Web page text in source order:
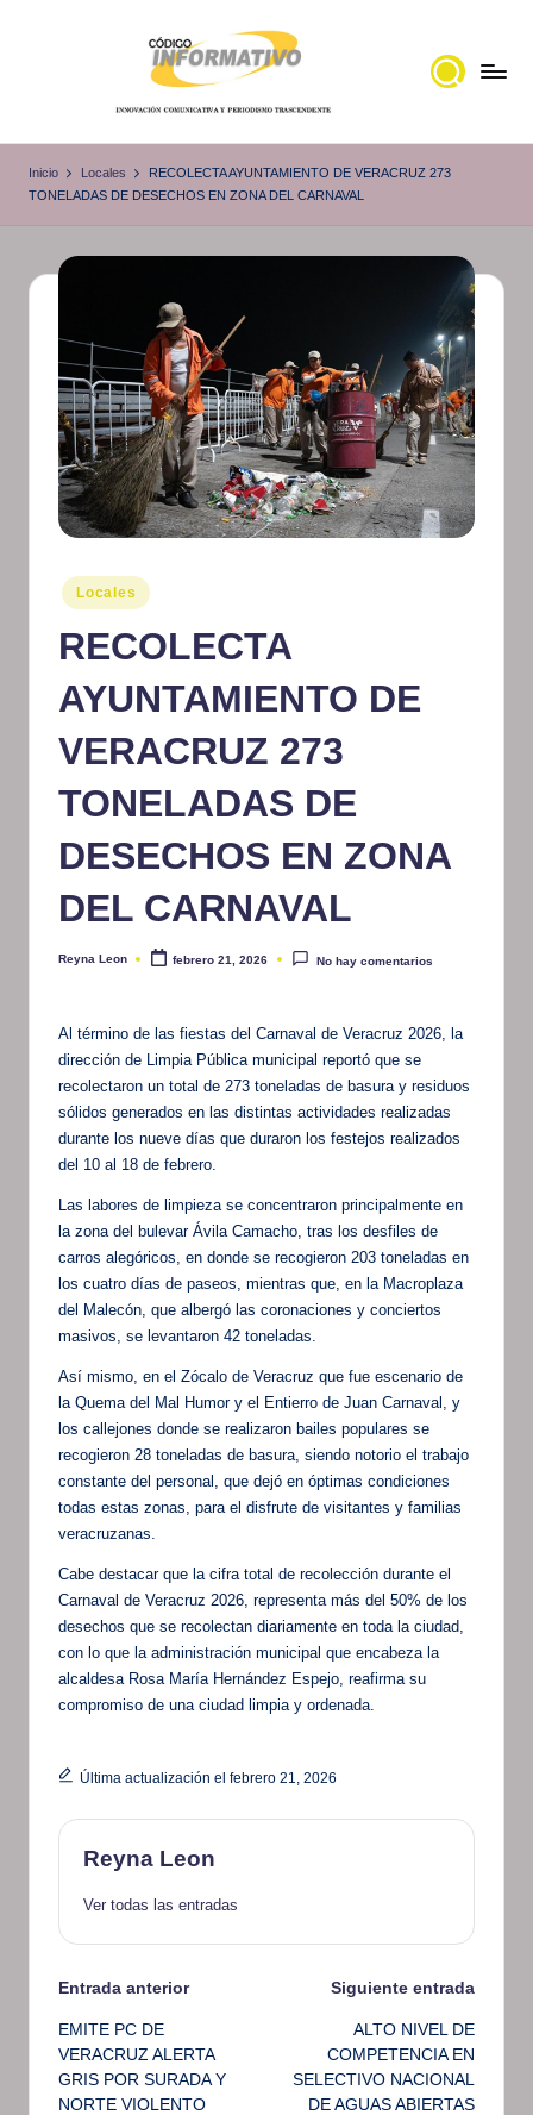
ó
i
I
n
f
o
r
at
iv
o
noticias
Inicio Locales
RECOLECTA AYUNTAMIENTO DE VERACRUZ 273
TONELADAS DE DESECHOS EN ZONA DEL CARNAVAL
Publicado
en
Locales
RECOLECTA
AYUNTAMIENTO DE
VERACRUZ 273
TONELADAS DE
DESECHOS EN ZONA
DEL CARNAVAL
Publicado
Reyna Leon febrero 21, 2026 No hay comentarios
Al término de las fiestas del Carnaval de Veracruz 2026, la
dirección de Limpia Pública municipal reportó que se
recolectaron un total de 273 toneladas de basura y residuos
sólidos generados en las distintas actividades realizadas
durante los nueve días que duraron los festejos realizados
del 10 al 18 de febrero.
Las labores de limpieza se concentraron principalmente en
la zona del bulevar Ávila Camacho, tras los desfiles de
carros alegóricos, en donde se recogieron 203 toneladas en
los cuatro días de paseos, mientras que, en la Macroplaza
del Malecón, que albergó las coronaciones y conciertos
masivos, se levantaron 42 toneladas.
Así mismo, en el Zócalo de Veracruz que fue escenario de
la Quema del Mal Humor y el Entierro de Juan Carnaval, y
los callejones donde se realizaron bailes populares se
recogieron 28 toneladas de basura, siendo notorio el trabajo
constante del personal, que dejó en óptimas condiciones
todas estas zonas, para el disfrute de visitantes y familias
veracruzanas.
Cabe destacar que la cifra total de recolección durante el
Carnaval de Veracruz 2026, representa más del 50% de los
desechos que se recolectan diariamente en toda la ciudad,
con lo que la administración municipal que encabeza la
alcaldesa Rosa María Hernández Espejo, reafirma su
compromiso de una ciudad limpia y ordenada.
Última actualización el febrero 21, 2026
Reyna Leon
Ver todas las entradas
Navegación
de
entradas
Entrada anterior
EMITE PC DE
VERACRUZ ALERTA
GRIS POR SURADA Y
NORTE VIOLENTO
Siguiente entrada
ALTO NIVEL DE
COMPETENCIA EN
SELECTIVO NACIONAL
DE AGUAS ABIERTAS